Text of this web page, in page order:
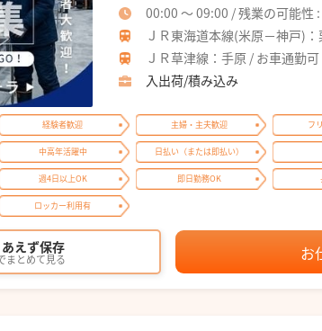
00:00 ～ 09:00 / 残業の可能性
ＪＲ東海道本線(米原－神戸)
ＪＲ草津線：手原 / お車通勤
入出荷/積み込み
経験者歓迎 主婦・主夫歓迎 フ
中高年活躍中 日払い（または即払い）
週4日以上OK 即日勤務OK
ロッカー利用有
えず保存
まとめて見る お